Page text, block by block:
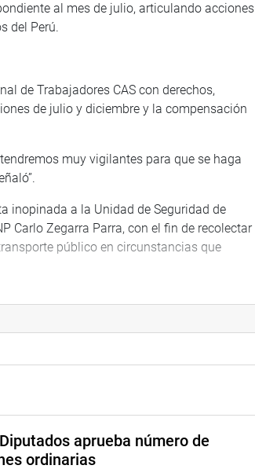
al mes de julio, articulando acciones
del Perú.
de Trabajadores CAS con derechos,
de julio y diciembre y la compensación
muy vigilantes para que se haga
inopinada a la Unidad de Seguridad de
Carlo Zegarra Parra, con el fin de recolectar
público en circunstancias que
con el fortalecimiento de una Policía
humanos, así como con la búsqueda
aprueba número de
ordinarias